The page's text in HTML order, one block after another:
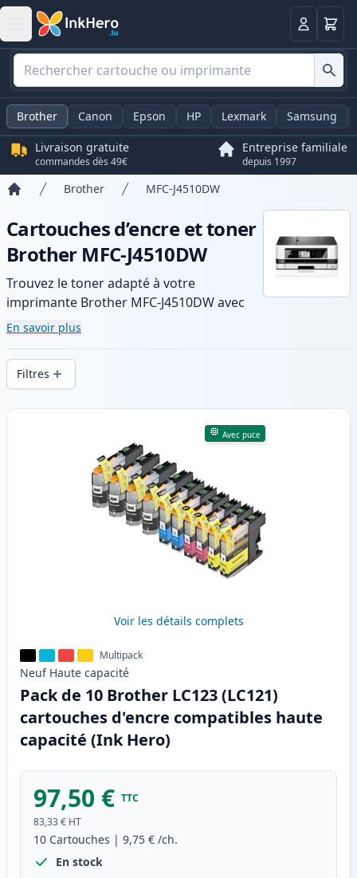
Panier
Brother Canon Epson HP Lexmark Samsung
Livraison gratuite
commandes dès 49€
Entreprise familiale
depuis 1997
Brother MFC-J4510DW
Cartouches d’encre et toner
Brother MFC-J4510DW
Trouvez le toner adapté à votre
imprimante Brother MFC-J4510DW avec
notre gamme de cartouches compatibles
et haute capacité. Profitez d’une qualité
d’impression constante et d’une livraison
rapide depuis un stock local en .
En savoir plus
Filtres
Produits
Avec puce
Voir les détails complets
Multipack
Neuf Haute capacité
Pack de 10 Brother LC123 (LC121)
cartouches d'encre compatibles haute
capacité (Ink Hero)
97,50 € TTC
83,33 € HT
10 Cartouches | 9,75 € /ch.
En stock